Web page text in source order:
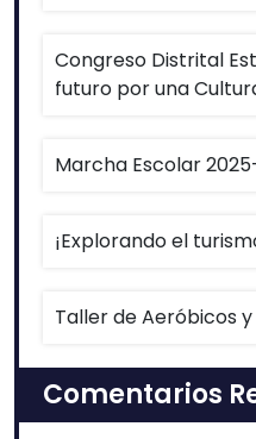
Congreso Distrital
futuro por una
Marcha Escolar
¡Explorando el
Taller de Aeróbicos
Comentarios